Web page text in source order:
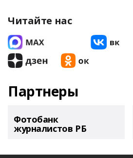
Читайте нас
Партнеры
Фотобанк
журналистов РБ